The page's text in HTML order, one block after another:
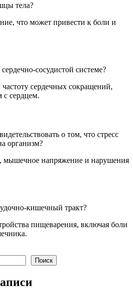
тела?
что может привести к боли и
сосудистой системе?
сердечных сокращений,
с сердцем.
о том, что стресс
организм?
мышечное напряжение и нарушения
кишечный тракт?
пищеварения, включая боли
Поиск